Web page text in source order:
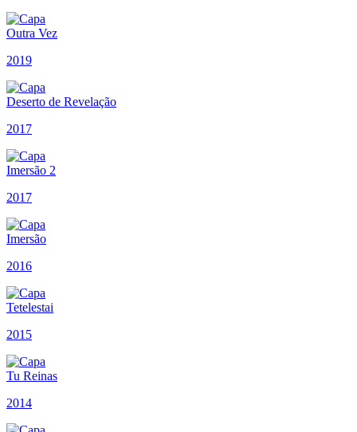
Outra Vez
2019
Deserto de Revelação
2017
Imersão 2
2017
Imersão
2016
Tetelestai
2015
Tu Reinas
2014